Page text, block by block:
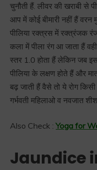
चुनौती हैं. लीवर की खराबी से
आप में कोई बीमारी नहीं हैं
पीलिया रक्त्रस में रक्त्रंजक
कला में पीला रंग आ जाता हैं
स्तर 1.0 होता हैं लेकिन जब
पीलिया के लक्षण होते हैं और
बढ़ जाती हैं वैसे तो ये रोग
गर्भवती महिलाओ व नवजात
Also Check :Yoga for
Jaundice